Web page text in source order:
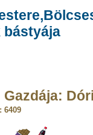
bástyája
: 6409